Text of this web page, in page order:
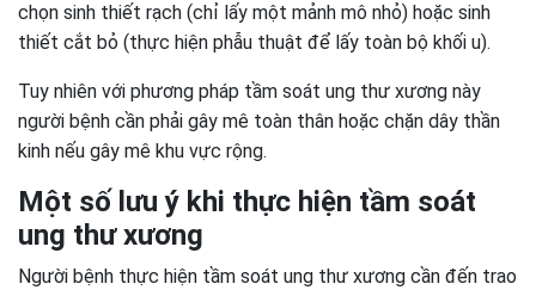
chọn sinh thiết rạch (chỉ lấy một mảnh mô nhỏ) hoặc sinh
thiết cắt bỏ (thực hiện phẫu thuật để lấy toàn bộ khối u).
Tuy nhiên với phương pháp tầm soát ung thư xương này
người bệnh cần phải gây mê toàn thân hoặc chặn dây thần
kinh nếu gây mê khu vực rộng.
Một số lưu ý khi thực hiện tầm soát
ung thư xương
Người bệnh thực hiện tầm soát ung thư xương cần đến trao